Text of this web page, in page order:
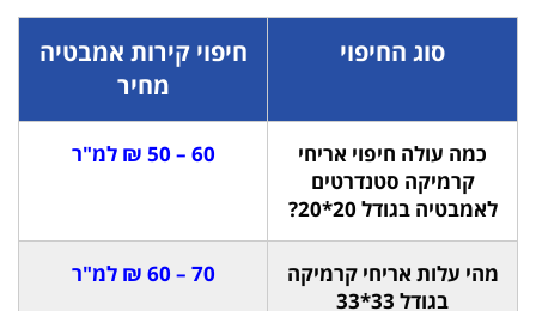
סוג החיפוי
חיפוי קירות אמבטיה
מחיר
כמה עולה חיפוי אריחי
קרמיקה סטנדרטים
לאמבטיה בגודל 20*20?
60 – 50 ₪ למ"ר
מהי עלות אריחי קרמיקה
בגודל 33*33
70 – 60 ₪ למ"ר